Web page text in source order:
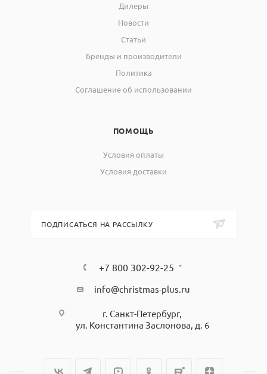
Дилеры
Новости
Статьи
Бренды и производители
Политика
Соглашение об использовании
ПОМОЩЬ
Условия оплаты
Условия доставки
ПОДПИСАТЬСЯ НА РАССЫЛКУ
+7 800 302-92-25
info@christmas-plus.ru
г. Санкт-Петербург,
ул. Константина Заслонова, д. 6